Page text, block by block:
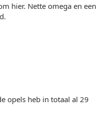
hier. Nette omega en een
opels heb in totaal al 29